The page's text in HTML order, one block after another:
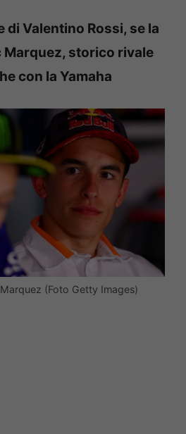
di Valentino Rossi, se la
Marquez, storico rivale
con la Yamaha
(Foto Getty Images)